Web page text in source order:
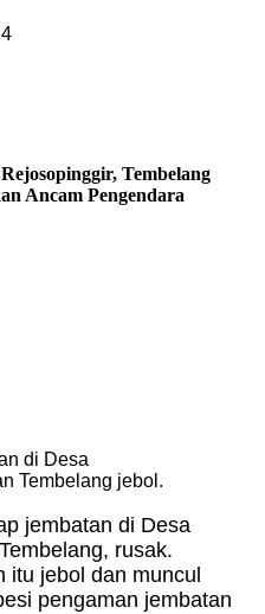
Tembelang
Ancam Pengendara
di Desa
Tembelang jebol.
jembatan di Desa
rusak.
itu jebol dan muncul
pengaman jembatan